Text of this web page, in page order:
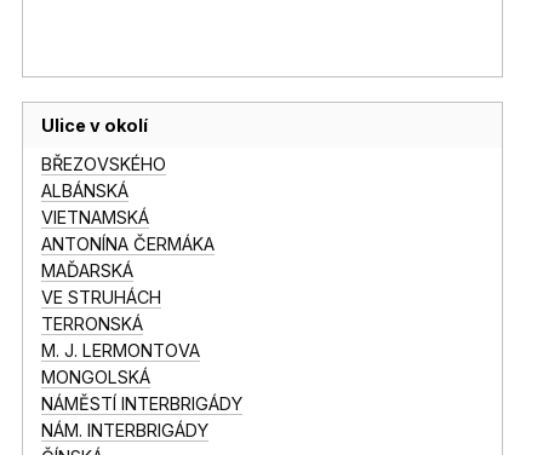
Ulice v okolí
BŘEZOVSKÉHO
ALBÁNSKÁ
VIETNAMSKÁ
ANTONÍNA ČERMÁKA
MAĎARSKÁ
VE STRUHÁCH
TERRONSKÁ
M. J. LERMONTOVA
MONGOLSKÁ
NÁMĚSTÍ INTERBRIGÁDY
NÁM. INTERBRIGÁDY